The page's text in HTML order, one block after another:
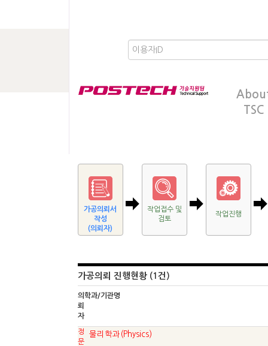
TSC
가공의뢰서
작성
(의뢰자)
작업접수 및
검토
작업진행
가공의뢰 진행현황 (1건)
의
뢰
자
학과/기관명
정
문
물리학과(Physics)